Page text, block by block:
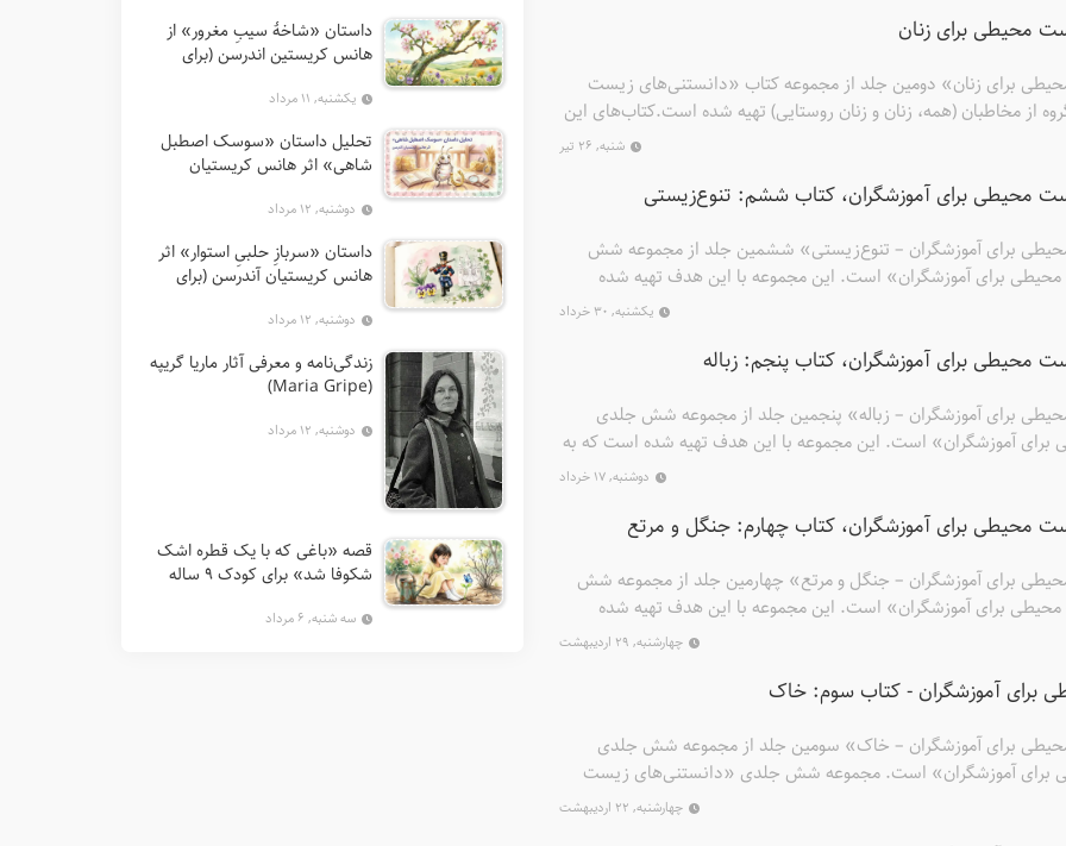
حفاظت از محیط‌زیست می‌دانند و بر این باورند که این کتاب‌ها
محیطی برای زنان
برای زنان» دومین جلد از مجموعه کتاب «دانستنی‌های زیست
از مخاطبان (همه، زنان و زنان روستایی) تهیه شده است.کتاب‌های این
ضروری درباره ی مسائل محیط‌زیستی به زبان ساده هستند و با
شنبه, ۲۶ تیر
محیطی برای آموزشگران، کتاب ششم: تنوع‌زیستی
برای آموزشگران – تنوع‌زیستی» ششمین جلد از مجموعه شش
برای آموزشگران» است. این مجموعه با این هدف تهیه شده
در نقش راهنما و تسهیل‌کننده، جوانان و نوجوانان را در شناخت و
یکشنبه, ۳۰ خرداد
محیطی برای آموزشگران، کتاب پنجم: زباله
برای آموزشگران – زباله» پنجمین جلد از مجموعه شش جلدی
آموزشگران» است. این مجموعه با این هدف تهیه شده است که به
و تسهیل‌کننده، جوانان و نوجوانان را در شناخت و ترویج فرهنگ
دوشنبه, ۱۷ خرداد
محیطی برای آموزشگران، کتاب چهارم: جنگل و مرتع
برای آموزشگران – جنگل و مرتع» چهارمین جلد از مجموعه شش
برای آموزشگران» است. این مجموعه با این هدف تهیه شده
در نقش راهنما و تسهیل‌کننده، جوانان و نوجوانان را در شناخت و
چهارشنبه, ۲۹ اردیبهشت
برای آموزشگران - کتاب سوم: خاک
برای آموزشگران – خاک» سومین جلد از مجموعه شش جلدی
برای آموزشگران» است. مجموعه شش جلدی «دانستنی‌های زیست
این هدف تهیه شده است که به مربیان کمک کند در نقش راهنما و
چهارشنبه, ۲۲ اردیبهشت
داستان «شاخهٔ سیبِ مغرور» از
هانس کریستین اندرسن (برای
یکشنبه, ۱۱ مرداد
تحلیل داستان «سوسک اصطبل
شاهی» اثر هانس کریستیان
دوشنبه, ۱۲ مرداد
داستان «سربازِ حلبیِ استوار» اثر
هانس کریستیان آندرسن (برای
دوشنبه, ۱۲ مرداد
زندگی‌نامه و معرفی آثار ماریا گریپه
(Maria Gripe)
دوشنبه, ۱۲ مرداد
قصه «باغی که با یک قطره اشک
شکوفا شد» برای کودک ۹ ساله
سه شنبه, ۶ مرداد